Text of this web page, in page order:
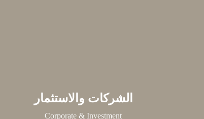
الشركات والاستثمار
Corporate & Investment